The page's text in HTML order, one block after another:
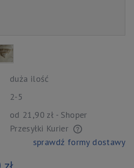
duża ilość
2-5
od 21,90 zł - Shoper
Przesyłki Kurier
kosztów płatności
sprawdź formy dostawy